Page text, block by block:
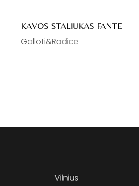
KAVOS STALIUKAS FANTE
Galloti&Radice
Vilnius